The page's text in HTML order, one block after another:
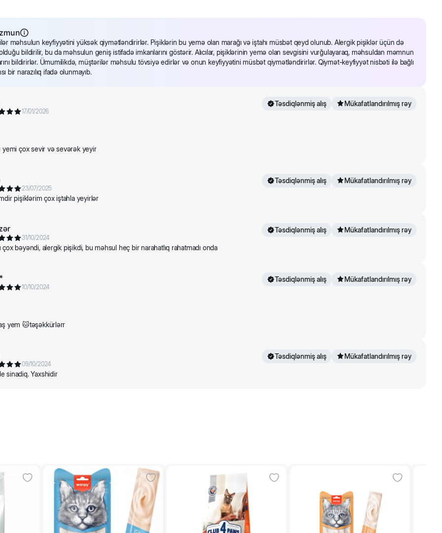
3
məhsulun keyfiyyətini yüksək qiymətləndirirlər. Pişiklərin bu yemə olan marağı və iştahı müsbət qeyd olunub. Alergik pişiklər üçün də
bildirilir, bu da məhsulun geniş istifadə imkanlarını göstərir. Alıcılar, pişiklərinin yemə olan sevgisini vurğulayaraq, məhsuldan məmnun
bildirirlər. Ümumilikdə, müştərilər məhsulu tövsiyə edirlər və onun keyfiyyətini müsbət qiymətləndirirlər. Qiymət-keyfiyyət nisbəti ilə bağlı
bir narazılıq ifadə olunmayıb.
17/01/2026
Təsdiqlənmiş alış Mükafatlandırılmış rəy
yemi çox sevir və sevərək yeyir
23/07/2025
Təsdiqlənmiş alış Mükafatlandırılmış rəy
pişiklərim çox iştahla yeyirlər
31/10/2024
Təsdiqlənmiş alış Mükafatlandırılmış rəy
bəyəndi, alergik pişikdi, bu məhsul heç bir narahatlıq rahatmadı onda
10/10/2024
Təsdiqlənmiş alış Mükafatlandırılmış rəy
yem 🐱təşəkkürlərr
09/10/2024
Təsdiqlənmiş alış Mükafatlandırılmış rəy
sinadiq. Yaxshidir